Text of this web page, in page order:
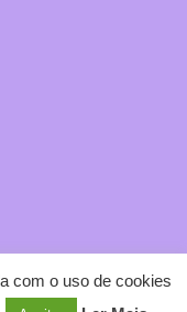
com o uso de cookies